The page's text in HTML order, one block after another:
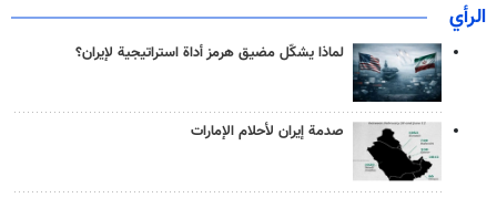
الرأي
لماذا يشكّل مضيق هرمز أداة استراتيجية لإيران؟
صدمة إيران لأحلام الإمارات